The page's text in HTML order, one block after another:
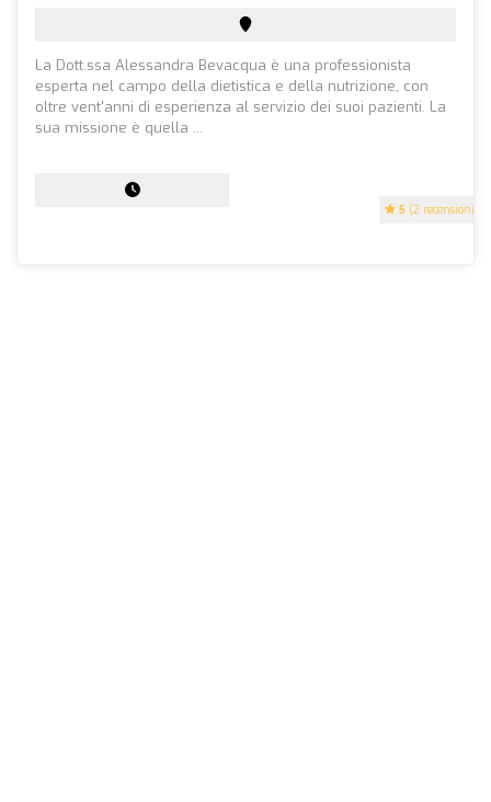
5 (2 recensioni)
La Dott.ssa Alessandra Bevacqua è una professionista
esperta nel campo della dietistica e della nutrizione, con
oltre vent'anni di esperienza al servizio dei suoi pazienti. La
sua missione è quella ...